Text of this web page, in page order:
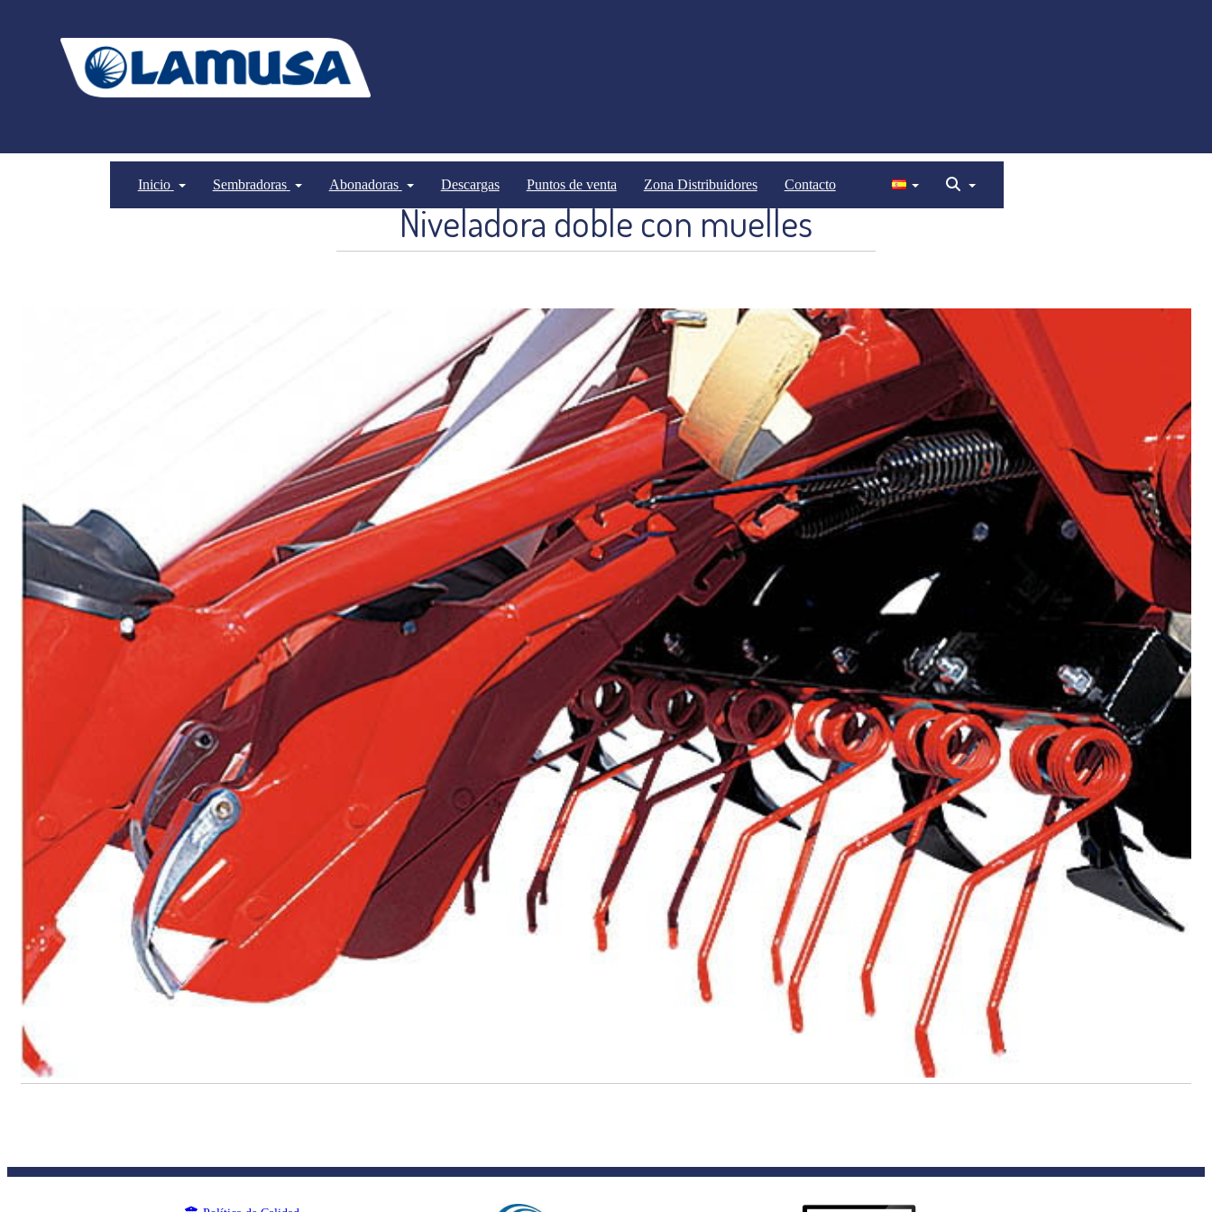
Inicio Sembradoras Abonadoras Descargas Puntos de venta Zona Distribuidores Contacto
Sembradoras
Niveladora doble con muelles